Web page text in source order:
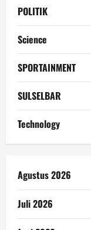
POLITIK
Science
SPORTAINMENT
SULSELBAR
Technology
Agustus 2026
Juli 2026